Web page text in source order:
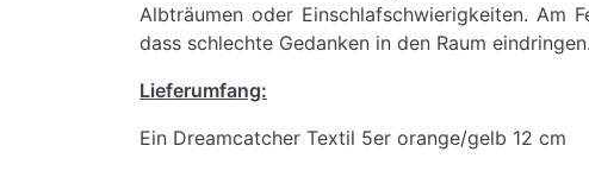
Albträumen oder Einschlafschwierigkeiten. Am
dass schlechte Gedanken in den Raum
Lieferumfang:
Ein Dreamcatcher Textil 5er orange/gelb 12 cm